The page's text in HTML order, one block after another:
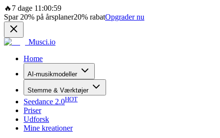
🔥 7 dage 11:00:59
Spar 20% på årsplaner20% rabatOpgrader nu
Musci.io
Home
AI-musikmodeller
Stemme & Værktøjer
Seedance 2.0HOT
Priser
Udforsk
Mine kreationer